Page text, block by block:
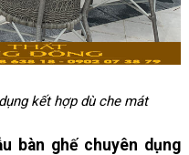
kết hợp dù che mát
bàn ghế chuyên dụng